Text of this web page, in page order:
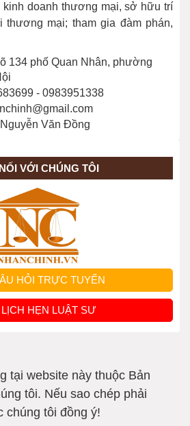
kinh doanh thương mại, sở hữu trí
thương mại; tham gia đàm phán,
134 phố Quan Nhân, phường
- 0983951338
Văn Đồng
VỚI CHÚNG TÔI
HỎI TRỰC TUYẾN
HẸN LUẬT SƯ
tại website này thuộc Bản
tôi. Nếu sao chép phải
chúng tôi đồng ý!